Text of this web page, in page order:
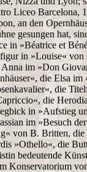
Liceo Barcelona,
an den
gesungen hat,
in »Béatrice et
in »Louise« von
im »Don
die Elsa
die
die
in »Aufstieg
im »Besuch
von B. Britten, die
»Othello«, die
bedeutende
Konservatorium